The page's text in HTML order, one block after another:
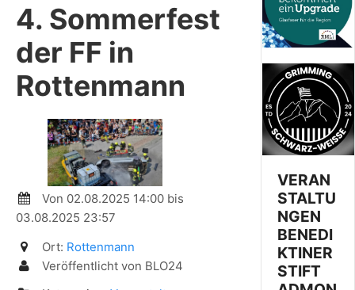
4. Sommerfest
der FF in
Rottenmann
Von 02.08.2025 14:00 bis
03.08.2025 23:57
Ort: Rottenmann
Veröffentlicht von BLO24
VERAN
STALTU
NGEN
BENEDI
KTINER
STIFT